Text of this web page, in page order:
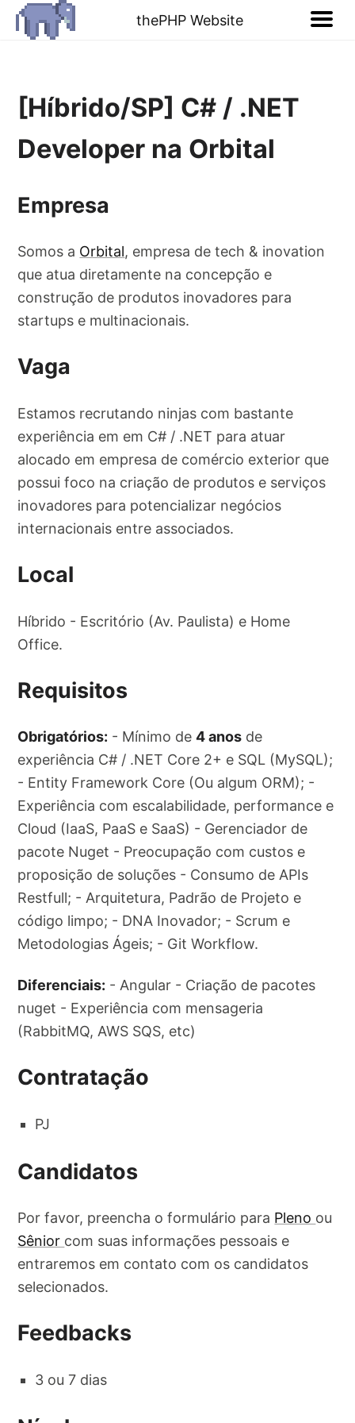
thePHP Website
[Híbrido/SP] C# / .NET
Developer na Orbital
Empresa
Somos a Orbital, empresa de tech & inovation
que atua diretamente na concepção e
construção de produtos inovadores para
startups e multinacionais.
Vaga
Estamos recrutando ninjas com bastante
experiência em em C# / .NET para atuar
alocado em empresa de comércio exterior que
possui foco na criação de produtos e serviços
inovadores para potencializar negócios
internacionais entre associados.
Local
Híbrido - Escritório (Av. Paulista) e Home
Office.
Requisitos
Obrigatórios: - Mínimo de4 anos de
experiência C# / .NET Core 2+ e SQL (MySQL);
- Entity Framework Core (Ou algum ORM); -
Experiência com escalabilidade, performance e
Cloud (IaaS, PaaS e SaaS) - Gerenciador de
pacote Nuget - Preocupação com custos e
proposição de soluções - Consumo de APIs
Restfull; - Arquitetura, Padrão de Projeto e
código limpo; - DNA Inovador; - Scrum e
Metodologias Ágeis; - Git Workflow.
Diferenciais: - Angular - Criação de pacotes
nuget - Experiência com mensageria
(RabbitMQ, AWS SQS, etc)
Contratação
PJ
Candidatos
Por favor, preencha o formulário para Pleno ou
Sênior com suas informações pessoais e
entraremos em contato com os candidatos
selecionados.
Feedbacks
3 ou 7 dias